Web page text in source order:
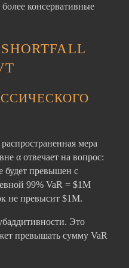
консервативные
мера
α отвечает на вопрос:
будет превышен с
99% VaR = $1M
не превысит $1M.
Это
превышать сумму VaR